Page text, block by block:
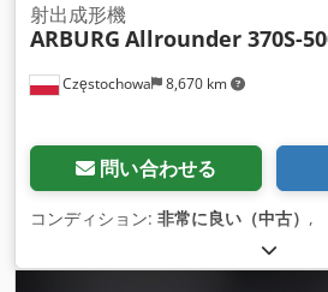
Częstochowa 8,670 km
射出成形機
ARBURG Allrounder 370S-
問い合わせる
コンディション: 非常に良い（中古） ,